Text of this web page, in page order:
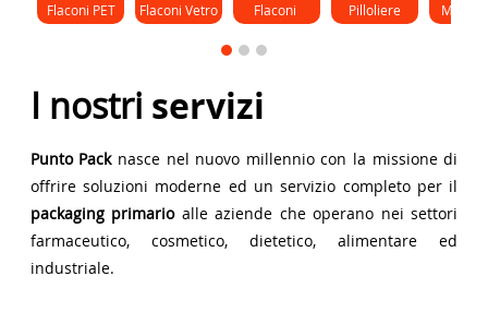
Flaconi PET Flaconi Vetro
Flaconi
Pilloliere
I nostri servizi
Punto Pack nasce nel nuovo millennio con la missione di
offrire soluzioni moderne ed un servizio completo per il
packaging primarioalle aziende che operano nei settori
farmaceutico, cosmetico, dietetico, alimentare ed
industriale.